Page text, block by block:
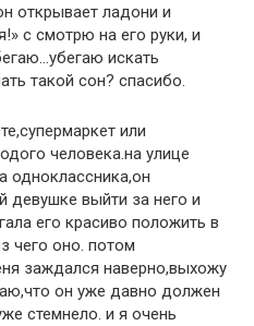
открывает ладони и
с смотрю на его руки, и
искать
такой сон? спасибо.
или
человека.на улице
одноклассника,он
девушке выйти за него и
его красиво положить в
чего оно. потом
заждался наверно,выхожу
он уже давно должен
стемнело. и я очень